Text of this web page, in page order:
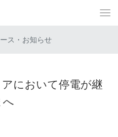
ス・お知らせ
において停電が継
へ